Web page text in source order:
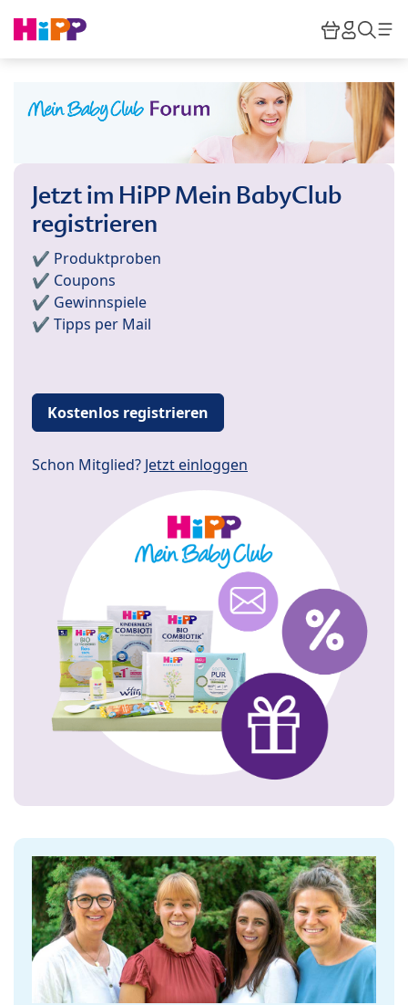
HiPP
Jetzt im HiPP Mein BabyClub
registrieren
✔️ Produktproben
✔️ Coupons
✔️ Gewinnspiele
✔️ Tipps per Mail
Kostenlos registrieren
Schon Mitglied? Jetzt einloggen